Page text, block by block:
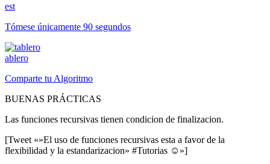
est
Tómese únicamente 90 segundos
ablero
Comparte tu Algoritmo
BUENAS PRÁCTICAS
Las funciones recursivas tienen condicion de finalizacion.
[Tweet «»El uso de funciones recursivas esta a favor de la
flexibilidad y la estandarizacion» #Tutorias ☺»]